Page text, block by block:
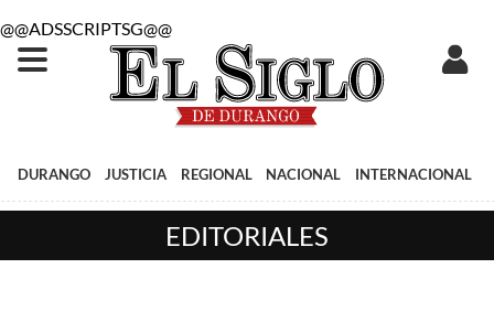
@@ADSSCRIPTSG@@
DURANGO JUSTICIA REGIONAL NACIONAL INTERNACIONAL
EDITORIALES